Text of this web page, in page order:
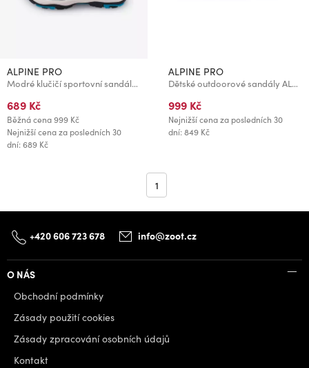
ALPINE PRO
Modré klučičí sportovní sandály ALPINE PRO Lamego
689 Kč
Běžná cena999 Kč
Nejnižší cena za posledních 30
dní: 689 Kč
ALPINE PRO
Dětské outdoorové sandály ALPINE PRO KOREMO moonlit ocean
999 Kč
Nejnižší cena za posledních 30
dní: 849 Kč
1
+420 606 723 678 info@zoot.cz
O NÁS
Obchodní podmínky
Zásady použití cookies
Zásady zpracování osobních údajů
Kontakt